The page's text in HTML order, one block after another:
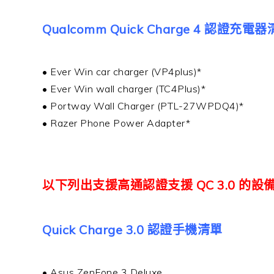
Qualcomm Quick Charge 4 認證充電器
• Ever Win car charger (VP4plus)*
• Ever Win wall charger (TC4Plus)*
• Portway Wall Charger (PTL-27WPDQ4)*
• Razer Phone Power Adapter*
以下列出支援高通認證支援 QC 3.0 的設
Quick Charge 3.0 認證手機清單